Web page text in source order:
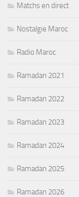
Matchs en direct
Nostalgie Maroc
Radio Maroc
Ramadan 2021
Ramadan 2022
Ramadan 2023
Ramadan 2024
Ramadan 2025
Ramadan 2026